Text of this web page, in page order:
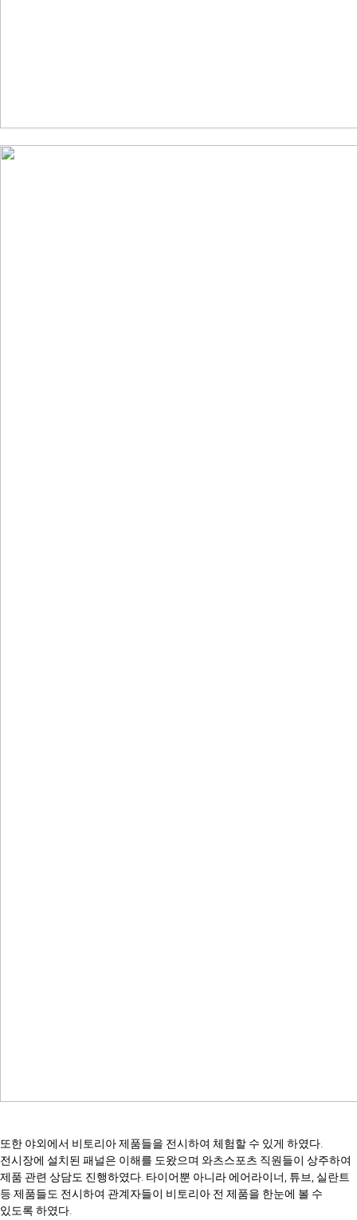
또한 야외에서 비토리아 제품들을 전시하여 체험할 수 있게 하였다.
전시장에 설치된 패널은 이해를 도왔으며 와츠스포츠 직원들이 상주하여
제품 관련 상담도 진행하였다. 타이어뿐 아니라 에어라이너, 튜브, 실란트
등 제품들도 전시하여 관계자들이 비토리아 전 제품을 한눈에 볼 수
있도록 하였다.